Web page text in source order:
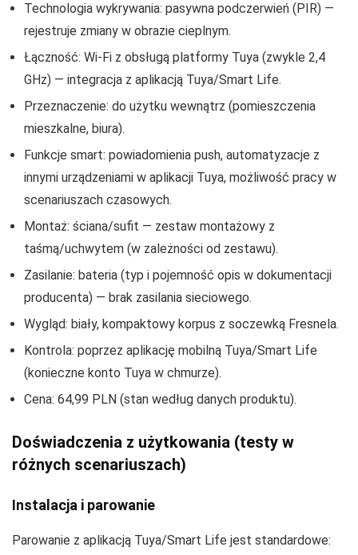
Technologia wykrywania: pasywna podczerwień (PIR) —
rejestruje zmiany w obrazie cieplnym.
Łączność: Wi‑Fi z obsługą platformy Tuya (zwykle 2,4
GHz) — integracja z aplikacją Tuya/Smart Life.
Przeznaczenie: do użytku wewnątrz (pomieszczenia
mieszkalne, biura).
Funkcje smart: powiadomienia push, automatyzacje z
innymi urządzeniami w aplikacji Tuya, możliwość pracy w
scenariuszach czasowych.
Montaż: ściana/sufit — zestaw montażowy z
taśmą/uchwytem (w zależności od zestawu).
Zasilanie: bateria (typ i pojemność opis w dokumentacji
producenta) — brak zasilania sieciowego.
Wygląd: biały, kompaktowy korpus z soczewką Fresnela.
Kontrola: poprzez aplikację mobilną Tuya/Smart Life
(konieczne konto Tuya w chmurze).
Cena: 64,99 PLN (stan według danych produktu).
Doświadczenia z użytkowania (testy w
różnych scenariuszach)
Instalacja i parowanie
Parowanie z aplikacją Tuya/Smart Life jest standardowe: